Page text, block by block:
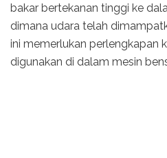
bakar bertekanan tinggi ke
dimana udara telah
ini memerlukan perlengkapan
digunakan di dalam mesin